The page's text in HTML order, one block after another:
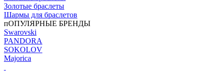
Золотые браслеты
Шармы для браслетов
пОПУЛЯРНЫЕ БРЕНДЫ
Swarovski
PANDORA
SOKOLOV
Majorica